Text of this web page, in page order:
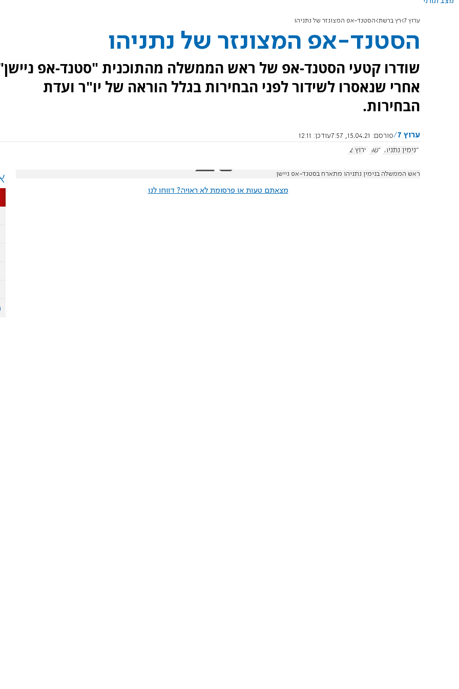
ערוץ 7 רץ ברשת הסטנד-אפ המצונזר של נתניהו
הסטנד-אפ המצונזר של נתניהו
שודרו קטעי הסטנד-אפ של ראש הממשלה מהתוכנית "סטנד-אפ
אחרי שנאסרו לשידור לפני הבחירות בגלל הוראה של יו"ר ועדת
הבחירות.
ערוץ 7 פורסם: 15.04.21, 7:57 עודכן: 12:11
בנימין נתניהו רשת ערוץ 12
ראש הממשלה בנימין נתניהו מתארח בסטנד-אפ ניישן
מצאתם טעות או פרסומת לא ראויה? דווחו לנו